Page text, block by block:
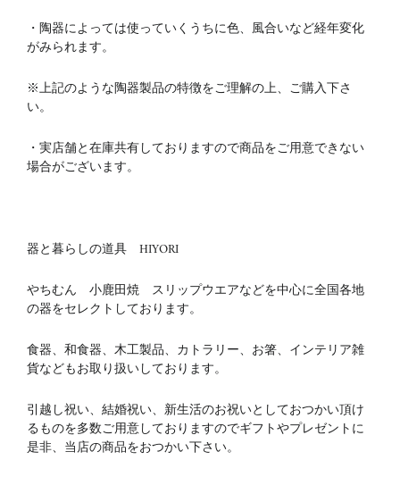
・陶器によっては使っていくうちに色、風合いなど経年変化
がみられます。
※上記のような陶器製品の特徴をご理解の上、ご購入下さ
い。
・実店舗と在庫共有しておりますので商品をご用意できない
場合がございます。
器と暮らしの道具 HIYORI
やちむん 小鹿田焼 スリップウエアなどを中心に全国各地
の器をセレクトしております。
食器、和食器、木工製品、カトラリー、お箸、インテリア雑
貨などもお取り扱いしております。
引越し祝い、結婚祝い、新生活のお祝いとしておつかい頂け
るものを多数ご用意しておりますのでギフトやプレゼントに
是非、当店の商品をおつかい下さい。